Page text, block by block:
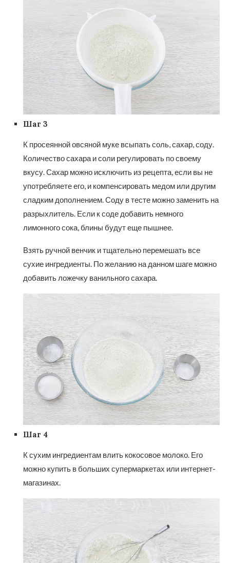
Шаг 3
К просеянной овсяной муке всыпать соль, сахар, соду.
Количество сахара и соли регулировать по своему
вкусу. Сахар можно исключить из рецепта, если вы не
употребляете его, и компенсировать медом или другим
сладким дополнением. Соду в тесте можно заменить на
разрыхлитель. Если к соде добавить немного
лимонного сока, блины будут еще пышнее.
Взять ручной венчик и тщательно перемешать все
сухие ингредиенты. По желанию на данном шаге можно
добавить ложечку ванильного сахара.
Шаг 4
К сухим ингредиентам влить кокосовое молоко. Его
можно купить в больших супермаркетах или интернет-
магазинах.